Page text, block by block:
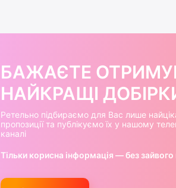
БАЖАЄТЕ
НАЙКРАЩІ
Ретельно підбираємо для Вас лише
пропозиції та публікуємо їх у нашому
каналі
Тільки корисна інформація — без